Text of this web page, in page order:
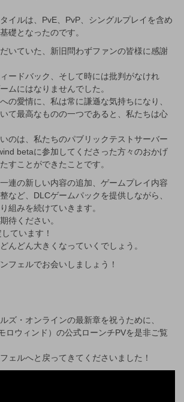
イルは、PvE、PvP、シングルプレイを含め
礎となったのです。
いていた、新旧問わずファンの皆様に感謝
ードバック、そして時には批判がなけれ
ムにはなりませんでした。
の愛情に、私は常に謙遜な気持ちになり、
て最高なものの一つであると、私たちは心
のは、私たちのパブリックテストサーバー
betaに参加してくださった方々のおかげ
すことができたことです。
連の新しい内容の追加、ゲームプレイ内容
など、DLCゲームパックを提供しながら、
組みを続けていきます。
待ください。
ています！
んどん大きくなっていくでしょう。
フェルでお会いしましょう！
ズ・オンラインの最新章を祝うために、
ロウィンド）の公式ローンチPVを是非ご覧
ェルへと戻ってきてくださいました！